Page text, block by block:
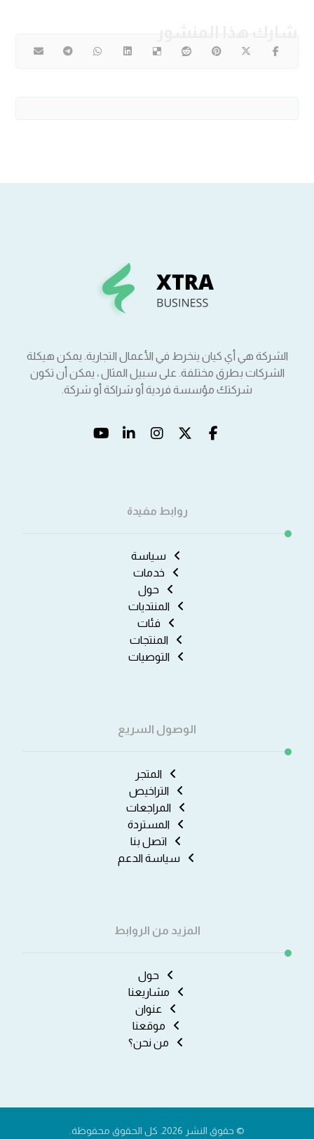
الشركة هي أي كيان ينخرط في الأعمال التجارية. يمكن هيكلة
الشركات بطرق مختلفة. على سبيل المثال ، يمكن أن تكون
شركتك مؤسسة فردية أو شراكة أو شركة.
روابط مفيدة
سياسة
خدمات
حول
المنتديات
فئات
المنتجات
التوصيات
الوصول السريع
المتجر
التراخيص
المراجعات
المستردة
اتصل بنا
سياسة الدعم
المزيد من الروابط
حول
مشاريعنا
عنوان
موقعنا
من نحن؟
© حقوق النشر 2026. كل الحقوق محفوظة.